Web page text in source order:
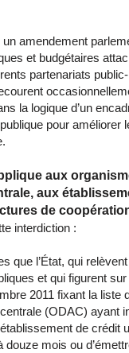
amendement
et budgétaires
partenariats
la logique d’un
pour améliorer
aux
aux
de
interdiction :
que l’État, qui
et qui figurent
2011 fixant la liste
(ODAC) ayant
de crédit
douze mois ou